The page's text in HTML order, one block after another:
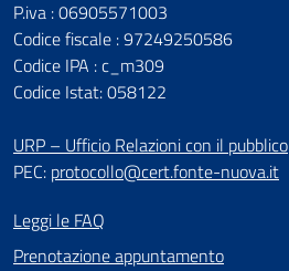
P.iva : 06905571003
Codice fiscale : 97249250586
Codice IPA : c_m309
Codice Istat: 058122
URP – Ufficio Relazioni con il pubblico
PEC: protocollo@cert.fonte-nuova.it
Leggi le FAQ
Prenotazione appuntamento